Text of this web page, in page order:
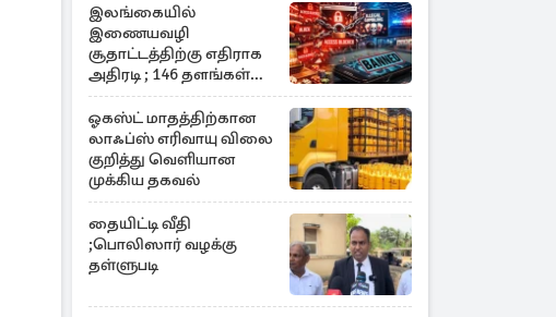
இலங்கையில்
இணையவழி
சூதாட்டத்திற்கு எதிராக
அதிரடி ; 146 தளங்கள்
முடக்கம்
ஓகஸ்ட் மாதத்திற்கான
லாஃப்ஸ் எரிவாயு விலை
குறித்து வெளியான
முக்கிய தகவல்
தையிட்டி வீதி
;பொலிஸார் வழக்கு
தள்ளுபடி